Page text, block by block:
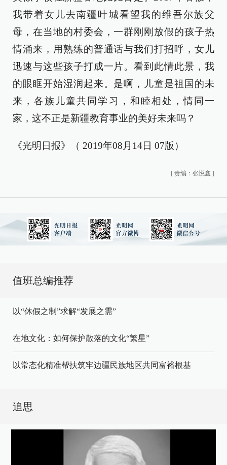
我带着女儿去南疆叶城看望我的维吾尔族父
母，在当地的村委会，一群刚刚放假的孩子热
情涌来，用熟练的普通话与我们打招呼，女儿
迅速与这些孩子打成一片。看到此情此景，我
的眼眶开始湿润起来。是啊，儿童是祖国的未
来，各族儿童共同学习，和睦相处，情同一
家，这不正是新疆教育事业的美好未来吗？
《光明日报》（ 2019年08月14日 07版）
[ 责编：张悦鑫 ]
值班总编推荐
以“休假之制”求解“发展之需”
在地文化：如何保护散落的文化“繁星”
以常态化精准帮扶筑牢边疆民族地区共同富裕根基
追思